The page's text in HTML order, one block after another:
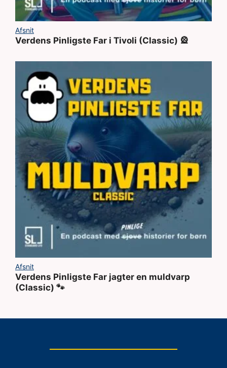
Afsnit
Verdens Pinligste Far i Tivoli (Classic) 🎡
Afsnit
Verdens Pinligste Far jagter en muldvarp
(Classic) 🐾